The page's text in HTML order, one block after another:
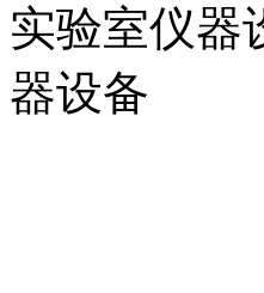
实验室仪器
器设备